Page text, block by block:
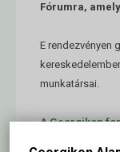
Fórumra,
E rendezvényen
munkatársai.
A Georgikon